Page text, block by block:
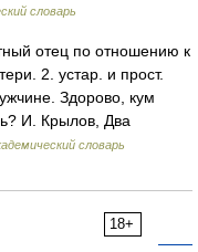
словарь
отец по отношению к
2. устар. и прост.
Здорово, кум
И. Крылов, Два
словарь
18+